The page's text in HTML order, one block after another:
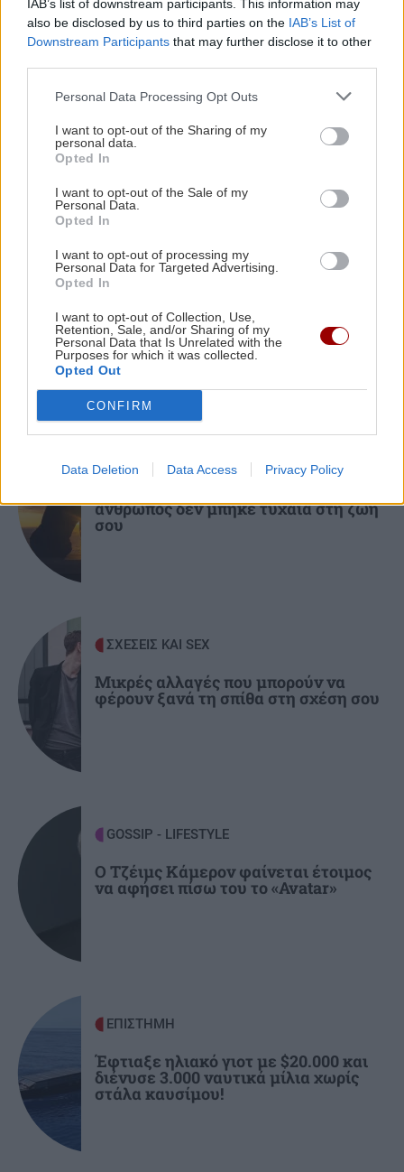
IAB’s list of downstream participants. This information may
also be disclosed by us to third parties on the IAB’s List of
Downstream Participants that may further disclose it to other
Personal Data Processing Opt Outs
I want to opt-out of the Sharing of my
personal data.
Opted In
I want to opt-out of the Sale of my
Personal Data.
Opted In
I want to opt-out of processing my
Personal Data for Targeted Advertising.
Opted In
I want to opt-out of Collection, Use,
Retention, Sale, and/or Sharing of my
Personal Data that Is Unrelated with the
Purposes for which it was collected.
Opted Out
CONFIRM
Data Deletion Data Access Privacy Policy
τη σπίθα στη σχέση σου
GOSSIP - LIFESTYLE
ΕΠΙΣΤΗΜΗ
Έφτιαξε ηλιακό γιοτ με $20.000 και διένυσε
3.000 ναυτικά μίλια χωρίς στάλα καυσίμου!
22:21
ΣΠΙΤΙ
Κατσαρίδα στο σπίτι - Πότε πρέπει να
ανησυχήσουμε
ΚΟΣΜΟΣ
Εξαρθρώθηκε τεράστιο δίκτυο διακίνησης
μεταναστών και ναρκωτικών στη Μεσόγειο –
Πάνω από 24 εκατ. ευρώ κέρδη
Αυτά τα φρούτα επιλέγουν 4 ενδοκρινολόγοι
για καλύτερο έλεγχο του σακχάρου
Πλύσιμο των ποδιών με αλάτι και ελαιόλαδο:
Γιατί ειδικοί το συνιστούν και σε τι χρησιμεύει
21:35
ΚΟΣΜΟΣ
αξέχαστο (εικόνες)
Ιταλία: Τα ελαιοτριβεία ενώνονται να
αντιμετωπίσουν την κρίση
ΠΕΡΙΣΣΟΤΕΡΑ
άνθρωπος δεν μπήκε τυχαία στη ζωή
σου
ΣΧΕΣΕΙΣ ΚΑΙ SEX
Μικρές αλλαγές που μπορούν να
φέρουν ξανά τη σπίθα στη σχέση σου
GOSSIP - LIFESTYLE
Ο Τζέιμς Κάμερον φαίνεται έτοιμος
να αφήσει πίσω του το «Avatar»
ΕΠΙΣΤΗΜΗ
Έφτιαξε ηλιακό γιοτ με $20.000 και
διένυσε 3.000 ναυτικά μίλια χωρίς
στάλα καυσίμου!